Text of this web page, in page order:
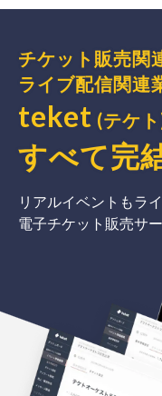
チケット販売関
ライブ配信関連
teket (テケ
すべて完
リアルイベントもラ
電子チケット販売サ